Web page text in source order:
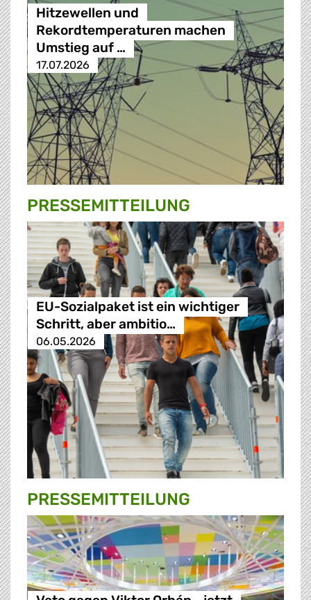
Hitzewellen und
Rekordtemperaturen machen
Umstieg auf …
17.07.2026
PRESSE­MITTEILUNG
EU-Sozialpaket ist ein wichtiger
Schritt, aber ambitio…
06.05.2026
PRESSE­MITTEILUNG